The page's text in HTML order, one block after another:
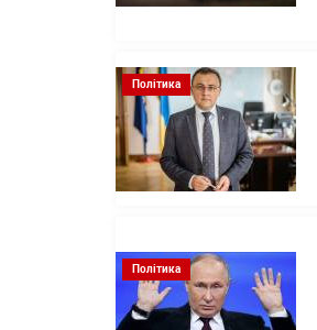
Політика
Політика